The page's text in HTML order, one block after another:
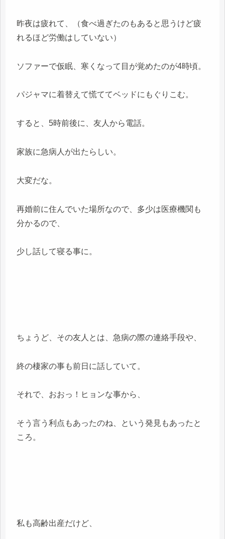
昨夜は疲れて、（食べ過ぎたのもあると思うけど疲
れるほど労働はしていない）
ソファーで仮眠、寒くなって目が覚めたのが4時頃。
パジャマに着替えて慌ててベッドにもぐりこむ。
すると、5時前後に、友人から電話。
家族に急病人が出たらしい。
大変だな。
再婚前に住んでいた場所なので、多少は医療機関も
分かるので、
少し話して寝る事に。
ちょうど、その友人とは、急病の際の連絡手段や、
終の棲家の事も前日に話していて。
それで、おおっ！ヒョンな事から、
そう言う利点もあったのね、という発見もあったと
ころ。
私も高齢出産だけど、